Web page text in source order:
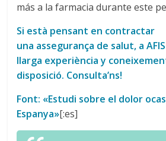
más a la farmacia durante este
Si està pensant en contractar
una assegurança de salut, a
llarga experiència y
disposició. Consulta’ns!
Font: «Estudi sobre el dolor
Espanya»[:es]